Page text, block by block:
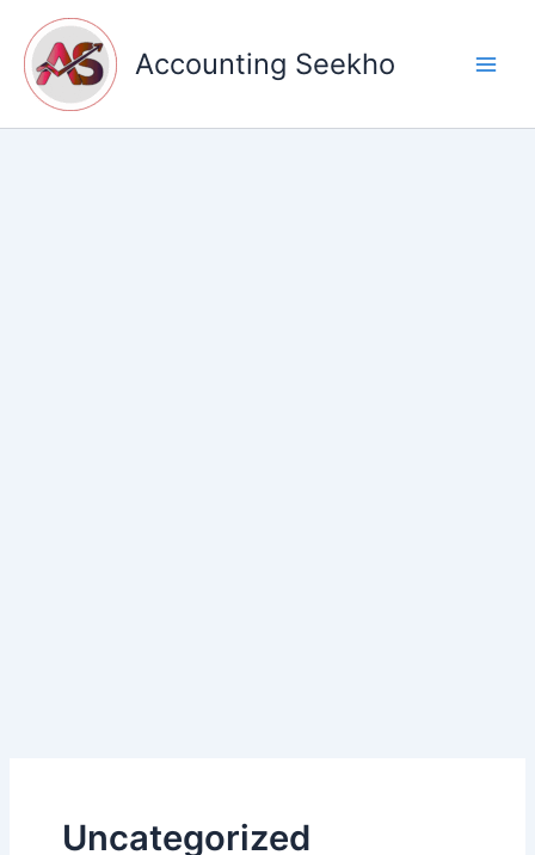
content
Accounting Seekho
Uncategorized